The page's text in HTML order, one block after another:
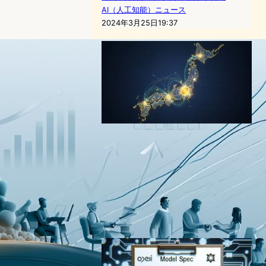
AI（人工知能）ニュース
2024年3月25日19:37
OpenAIが日本に向けて経済
成長と包摂的な繁栄を目指す
ブループリントを発表 – 誰も
がAIの恩恵を受けられる国へ
AI（人工知能）ニュース
テクノロジーと経済ニュース
OpenAI
2025年11月6日17:30